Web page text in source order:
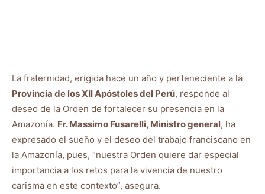
La fraternidad, erigida hace un año y perteneciente a la
Provincia de los XII Apóstoles del Perú, responde al
deseo de la Orden de fortalecer su presencia en la
Amazonía. Fr. Massimo Fusarelli, Ministro general, ha
expresado el sueño y el deseo del trabajo franciscano en
la Amazonía, pues, “nuestra Orden quiere dar especial
importancia a los retos para la vivencia de nuestro
carisma en este contexto”, asegura.